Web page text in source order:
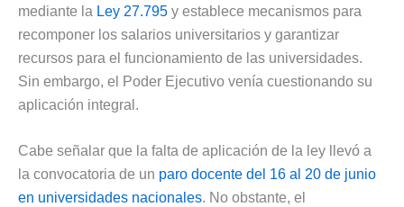
mediante la Ley 27.795 y establece mecanismos para
recomponer los salarios universitarios y garantizar
recursos para el funcionamiento de las universidades.
Sin embargo, el Poder Ejecutivo venía cuestionando su
aplicación integral.
Cabe señalar que la falta de aplicación de la ley llevó a
la convocatoria de un paro docente del 16 al 20 de junio
en universidades nacionales. No obstante, el